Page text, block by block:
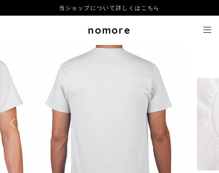
当ショップについて詳しくはこちら
nomore